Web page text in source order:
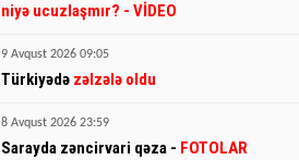
niyə ucuzlaşmır? - VİDEO
9 Avqust 2026 09:05
Türkiyədə zəlzələ oldu
8 Avqust 2026 23:59
Sarayda zəncirvari qəza - FOTOLAR